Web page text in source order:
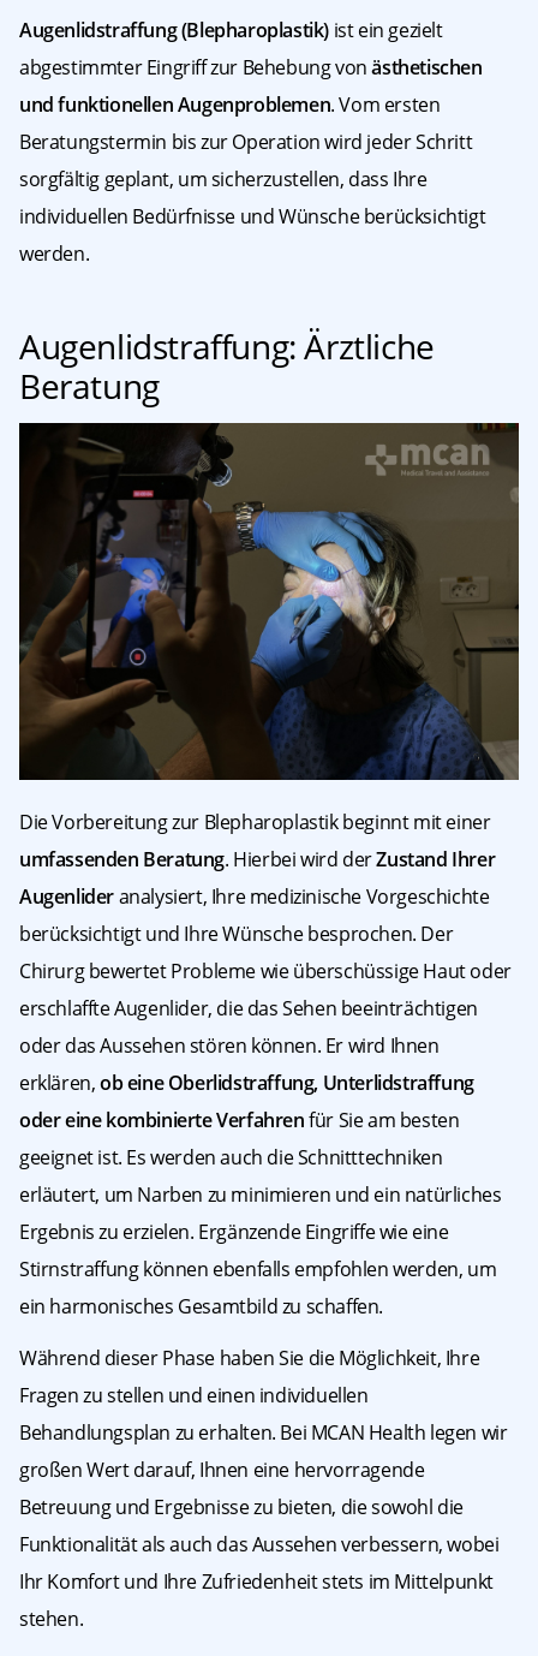
Augenlidstraffung (Blepharoplastik) ist ein gezielt
abgestimmter Eingriff zur Behebung vonästhetischen
und funktionellen Augenproblemen. Vom ersten
Beratungstermin bis zur Operation wird jeder Schritt
sorgfältig geplant, um sicherzustellen, dass Ihre
individuellen Bedürfnisse und Wünsche berücksichtigt
werden.
Augenlidstraffung: Ärztliche
Beratung
Die Vorbereitung zur Blepharoplastik beginnt mit einer
umfassenden Beratung. Hierbei wird derZustand Ihrer
Augenlideranalysiert, Ihre medizinische Vorgeschichte
berücksichtigt und Ihre Wünsche besprochen. Der
Chirurg bewertet Probleme wie überschüssige Haut oder
erschlaffte Augenlider, die das Sehen beeinträchtigen
oder das Aussehen stören können. Er wird Ihnen
erklären,ob eine Oberlidstraffung, Unterlidstraffung
oder eine kombinierte Verfahrenfür Sie am besten
geeignet ist. Es werden auch die Schnitttechniken
erläutert, um Narben zu minimieren und ein natürliches
Ergebnis zu erzielen. Ergänzende Eingriffe wie eine
Stirnstraffung können ebenfalls empfohlen werden, um
ein harmonisches Gesamtbild zu schaffen.
Während dieser Phase haben Sie die Möglichkeit, Ihre
Fragen zu stellen und einen individuellen
Behandlungsplan zu erhalten. Bei MCAN Health legen wir
großen Wert darauf, Ihnen eine hervorragende
Betreuung und Ergebnisse zu bieten, die sowohl die
Funktionalität als auch das Aussehen verbessern, wobei
Ihr Komfort und Ihre Zufriedenheit stets im Mittelpunkt
stehen.